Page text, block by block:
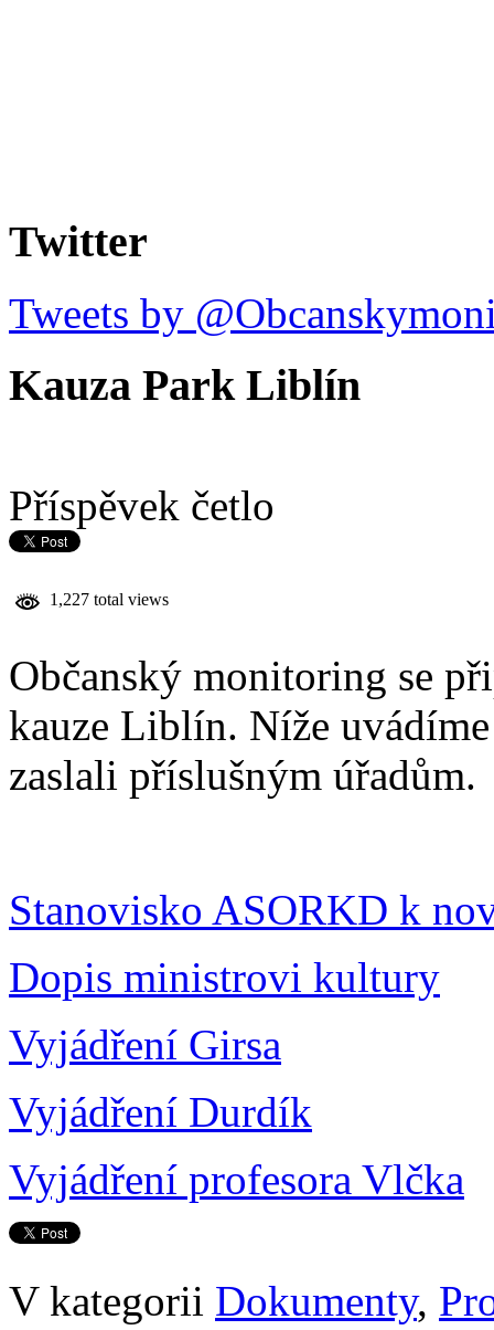
Twitter
Tweets by
Kauza Park Liblín
Příspěvek četlo
1,227 total views
Občanský monitoring se
kauze Liblín. Níže
zaslali příslušným úřadům.
Stanovisko ASORKD k
Dopis ministrovi kultury
Vyjádření Girsa
Vyjádření Durdík
Vyjádření profesora Vlčka
V kategorii Dokumenty,